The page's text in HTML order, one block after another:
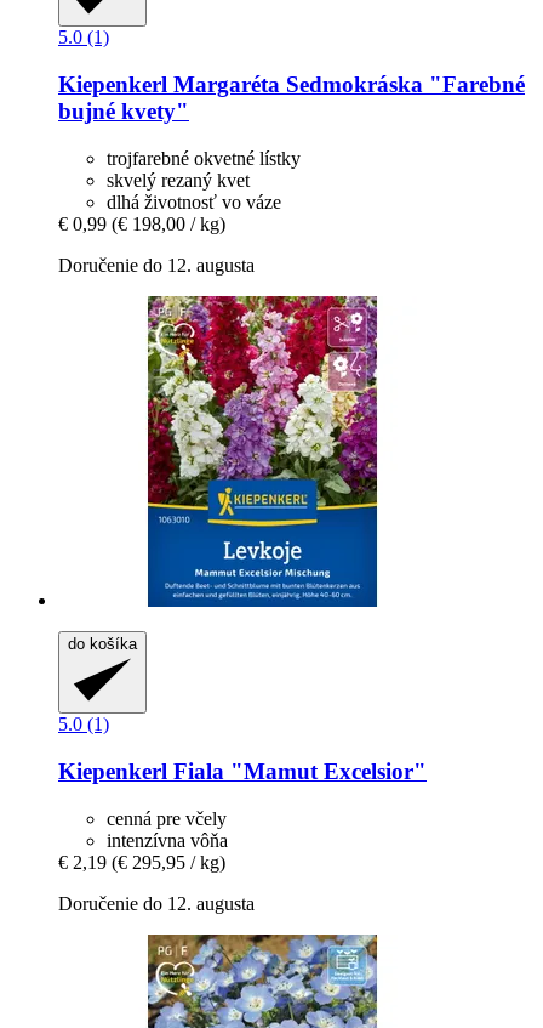
5.0 (1)
Kiepenkerl Margaréta Sedmokráska "Farebné
bujné kvety"
trojfarebné okvetné lístky
skvelý rezaný kvet
dlhá životnosť vo váze
€ 0,99 (€ 198,00 / kg)
Doručenie do 12. augusta
do košíka
5.0 (1)
Kiepenkerl Fiala "Mamut Excelsior"
cenná pre včely
intenzívna vôňa
€ 2,19 (€ 295,95 / kg)
Doručenie do 12. augusta